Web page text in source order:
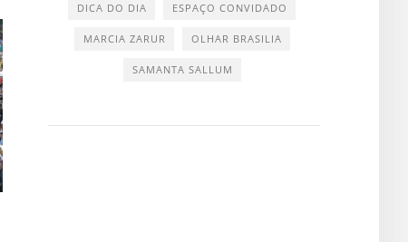
DICA DO DIA ESPAÇO CONVIDADO
MARCIA ZARUR OLHAR BRASILIA
SAMANTA SALLUM